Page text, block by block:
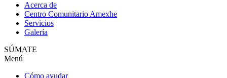
Acerca de
Centro Comunitario Amexhe
Servicios
Galería
SÚMATE
Menú
Cómo ayudar